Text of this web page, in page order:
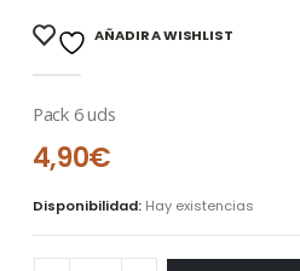
AÑADIR A WISHLIST
Pack 6 uds
4,90€
Disponibilidad: Hay existencias